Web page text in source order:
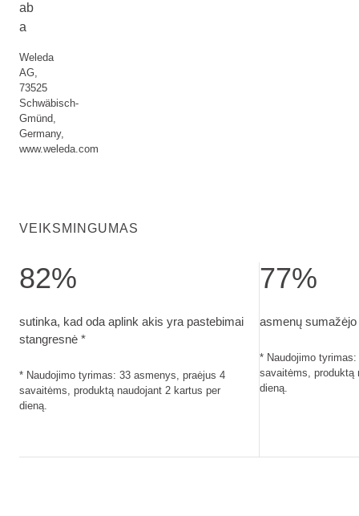
ab
a
Weleda
AG,
73525
Schwäbisch-
Gmünd,
Germany,
www.weleda.com
VEIKSMINGUMAS
82%
sutinka, kad oda aplink akis yra pastebimai
stangresnė *
* Naudojimo tyrimas: 33 asmenys, praėjus 4
savaitėms, produktą naudojant 2 kartus per
dieną.
77%
asmenų
* Naudojimo
savaitėms, produktą
dieną.